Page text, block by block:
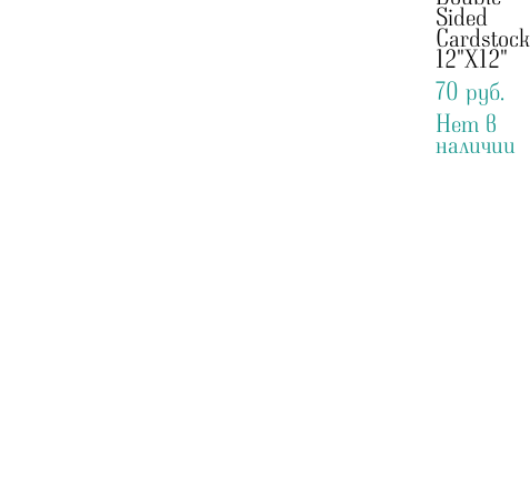
Sided
Cardstock
12"X12"
70 pуб.
Нет в
наличии